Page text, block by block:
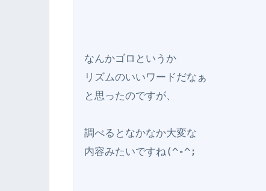
なんかゴロというか
リズムのいいワードだなぁ
と思ったのですが、
調べるとなかなか大変な
内容みたいですね(^-^;